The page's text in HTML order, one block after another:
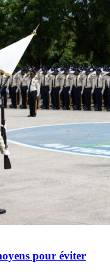
pour éviter